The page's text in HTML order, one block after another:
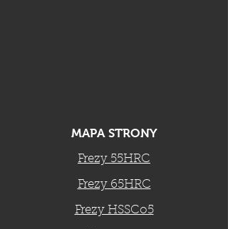
MAPA STRONY
Frezy 55HRC
Frezy 65HRC
Frezy HSSCo5